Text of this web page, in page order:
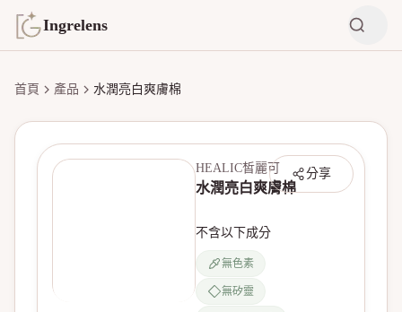
Ingrelens
首頁 產品 水潤亮白爽膚棉
分享
HEALIC皙麗可
水潤亮白爽膚棉
不含以下成分
無色素
無矽靈